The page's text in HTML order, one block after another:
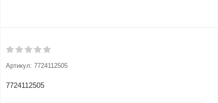
Артикул: 7724112505
7724112505